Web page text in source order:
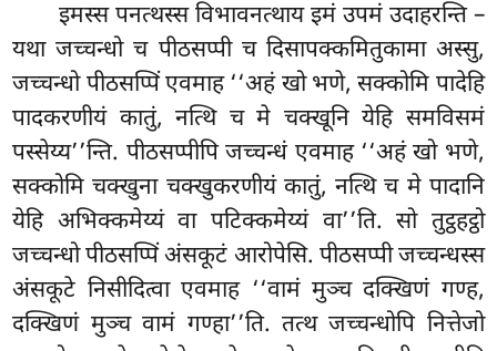
इमस्सपनत्थस्स विभावनत्थाय इमं उपमं उदाहरन्ति –
यथा जच्चन्धो च पीठसप्पी च दिसापक्कमितुकामा अस्सु,
जच्चन्धो पीठसप्पिं एवमाह ‘‘अहं खो भणे, सक्कोमि पादेहि
पादकरणीयं कातुं, नत्थि च मे चक्खूनि येहि समविसमं
पस्सेय्य’’न्ति. पीठसप्पीपि जच्चन्धं एवमाह ‘‘अहं खो भणे,
सक्कोमि चक्खुना चक्खुकरणीयं कातुं, नत्थि च मे पादानि
येहि अभिक्कमेय्यं वा पटिक्कमेय्यं वा’’ति. सो तुट्ठहट्ठो
जच्चन्धो पीठसप्पिं अंसकूटं आरोपेसि. पीठसप्पी जच्चन्धस्स
अंसकूटे निसीदित्वा एवमाह ‘‘वामं मुञ्च दक्खिणं गण्ह,
दक्खिणं मुञ्च वामं गण्हा’’ति. तत्थ जच्चन्धोपि नित्तेजो